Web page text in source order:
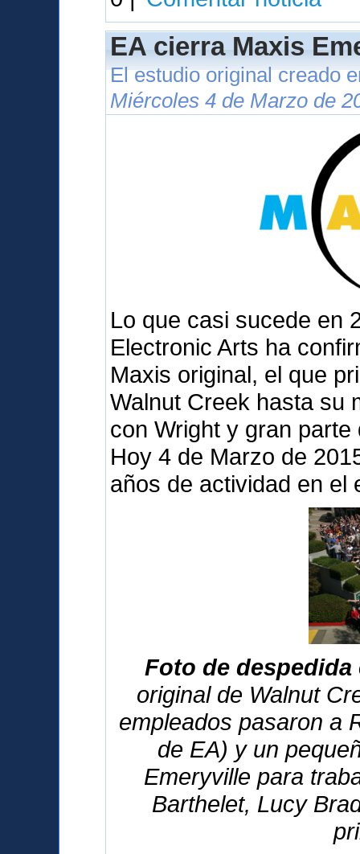
EA cierra Maxis
El estudio original creado
Miércoles 4 de Marzo de
Lo que casi sucede en
Electronic Arts ha
Maxis original, el que
Walnut Creek hasta su
con Wright y gran
Hoy 4 de Marzo de
años de actividad en el
Foto de despedida
original de Walnut
empleados pasaron a
de EA) y un
Emeryville para
Barthelet, Lucy